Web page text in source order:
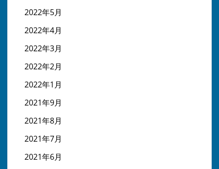
2022年5月
2022年4月
2022年3月
2022年2月
2022年1月
2021年9月
2021年8月
2021年7月
2021年6月